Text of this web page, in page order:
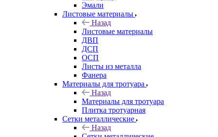
Эмали
Листовые материалы
Назад
Листовые материалы
ДВП
ДСП
ОСП
Листы из металла
Фанера
Материалы для тротуара
Назад
Материалы для тротуара
Плитка тротуарная
Сетки металлические
Назад